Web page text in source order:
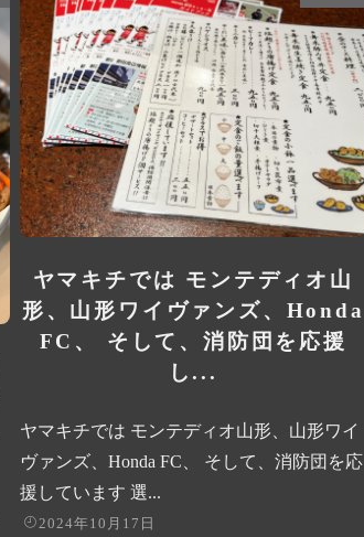
ヤマキチでは モンテディオ山
形、山形ワイヴァンズ、Honda
FC、 そして、消防団を応援
し...
ヤマキチでは モンテディオ山形、山形ワイ
ヴァンズ、Honda FC、 そして、消防団を応
援しています 選...
2024年10月17日